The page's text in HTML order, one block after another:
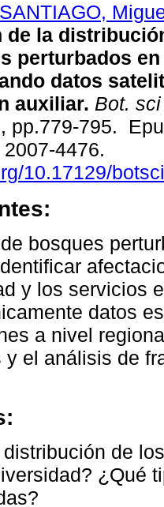
de la
perturbados
datos
auxiliar. Bot. sci
pp.779-795.
4476.
10.17129/
bosques
y los servicios
datos
a nivel
y el análisis de
de
¿Qué